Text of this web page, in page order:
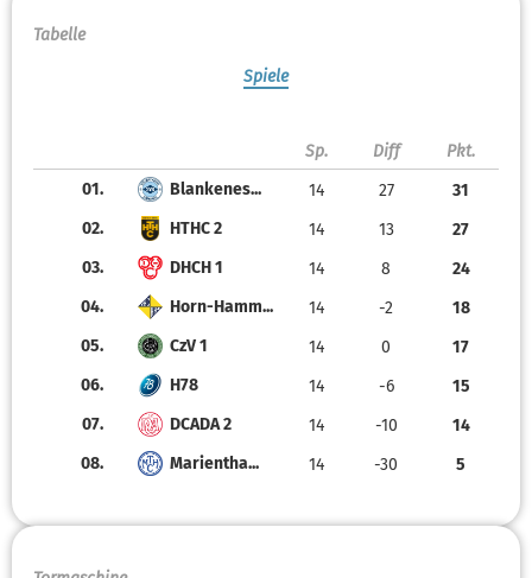
Tabelle
Spiele
Sp. Diff
Pkt.
01.
Blankenes... 14 27
31
02.
HTHC 2 14 13
27
03.
DHCH 1 14 8
24
04.
Horn-Hamm... 14 -2
18
05.
CzV 1 14 0
17
06.
H78 14 -6
15
07.
DCADA 2 14 -10
14
08.
Marientha... 14 -30 5